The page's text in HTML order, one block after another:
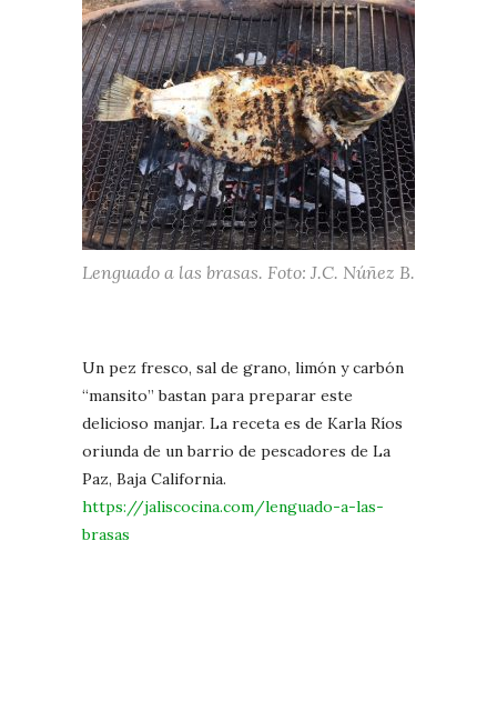
Lenguado a las brasas. Foto: J.C. Núñez B.
Un pez fresco, sal de grano, limón y carbón
“mansito” bastan para preparar este
delicioso manjar. La receta es de Karla Ríos
oriunda de un barrio de pescadores de La
Paz, Baja California.
https://jaliscocina.com/lenguado-a-las-
brasas